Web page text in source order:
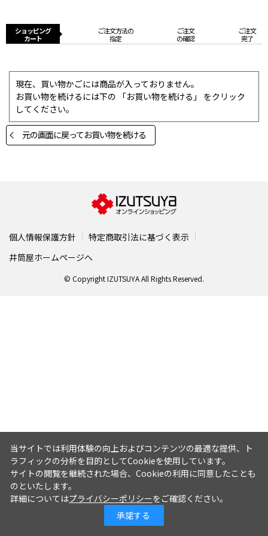
ショッピング
カート
ご注文方法の
指定
ご注文
の確認
ご注文
完了
現在、買い物かごには商品が入っておりません。
お買い物を続けるには下の 「お買い物を続ける」 をクリック
してください。
元の画面に戻ってお買い物を続ける
個人情報保護方針
特定商取引法に基づく表示
井筒屋ホームページへ
© Copyright IZUTSUYA All Rights Reserved.
当サイトでは利用体験の向上およびコンテンツの最適な提供、ト
ラフィックの分析を目的としてCookieを使用しています。
サイトの閲覧を継続された場合、Cookieの利用に同意したことも
のといたします。
詳細についてはプライバシーポリシーをご確認ください。
承諾する